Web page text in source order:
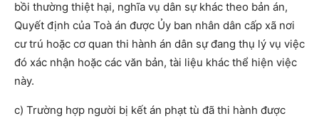
bồi thường thiệt hại, nghĩa vụ dân sự khác theo bản án,
Quyết định của Toà án được Ủy ban nhân dân cấp xã nơi
cư trú hoặc cơ quan thi hành án dân sự đang thụ lý vụ việc
đó xác nhận hoặc các văn bản, tài liệu khác thể hiện việc
này.
c) Trường hợp người bị kết án phạt tù đã thi hành được